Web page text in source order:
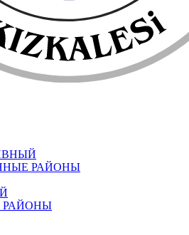
РАЙОНЫ
РАЙОНЫ